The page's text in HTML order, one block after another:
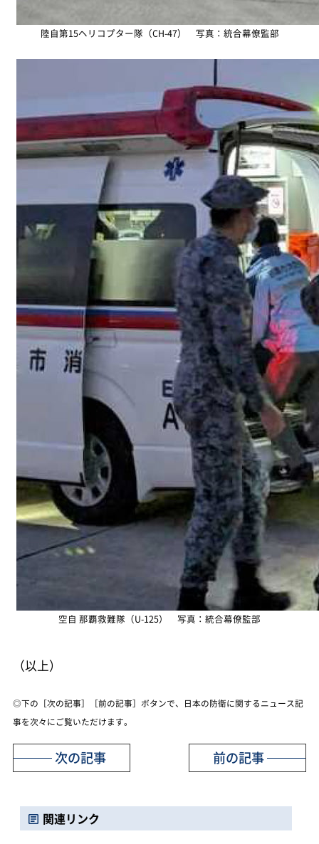
陸自第15ヘリコプター隊（CH-47） 写真：統合幕僚監部
空自 那覇救難隊（U-125） 写真：統合幕僚監部
（以上）
◎下の［次の記事］［前の記事］ボタンで、日本の防衛に関するニュース記
事を次々にご覧いただけます。
前の記事
次の記事
関連リンク